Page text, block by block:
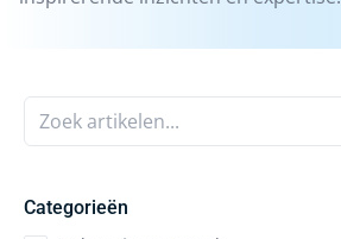
Zoek artikelen...
Categorieën